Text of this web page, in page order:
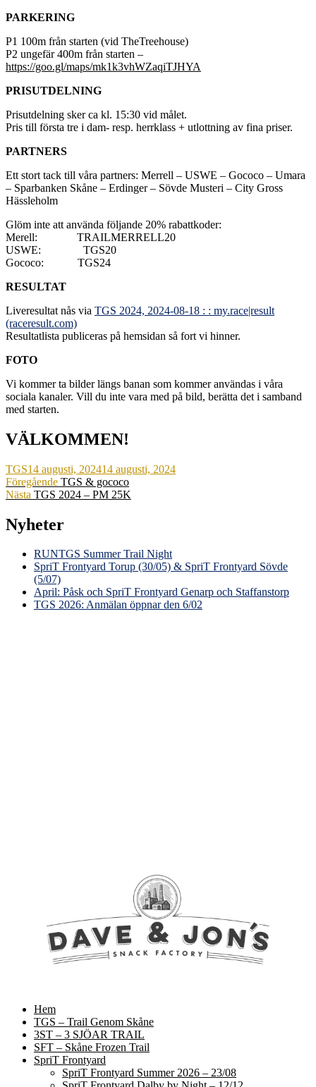
PARKERING
P1 100m från starten (vid TheTreehouse)
P2 ungefär 400m från starten –
https://goo.gl/maps/mk1k3vhWZaqiTJHYA
PRISUTDELNING
Prisutdelning sker ca kl. 15:30 vid målet.
Pris till första tre i dam- resp. herrklass + utlottning av fina priser.
PARTNERS
Ett stort tack till våra partners: Merrell – USWE – Gococo – Umara
– Sparbanken Skåne – Erdinger – Sövde Musteri – City Gross
Hässleholm
Glöm inte att använda följande 20% rabattkoder:
Merell: TRAILMERRELL20
USWE: TGS20
Gococo: TGS24
RESULTAT
Liveresultat nås via TGS 2024, 2024-08-18 : : my.race|result
(raceresult.com)
Resultatlista publiceras på hemsidan så fort vi hinner.
FOTO
Vi kommer ta bilder längs banan som kommer användas i våra
sociala kanaler. Vill du inte vara med på bild, berätta det i samband
med starten.
VÄLKOMMEN!
Författare
TGSPublicerat
den
14 augusti, 202414 augusti, 2024
Inläggsnavigering
Föregående Föregående
inlägg:
TGS & gococo
Nästa Nästa
TGS 2024 – PM 25K
Nyheter
RUNTGS Summer Trail Night
SpriT Frontyard Torup (30/05) & SpriT Frontyard Sövde
(5/07)
April: Påsk och SpriT Frontyard Genarp och Staffanstorp
TGS 2026: Anmälan öppnar den 6/02
Hem
TGS – Trail Genom Skåne
3ST – 3 SJÖAR TRAIL
SFT – Skåne Frozen Trail
SpriT Frontyard
SpriT Frontyard Summer 2026 – 23/08